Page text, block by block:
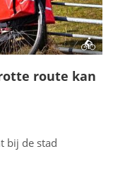
route kan
bij de stad